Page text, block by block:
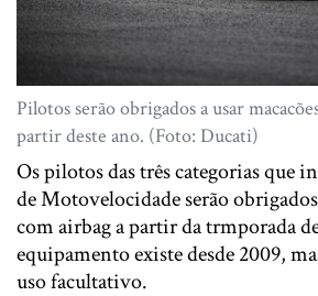
Pilotos serão obrigados a usar
partir deste ano. (Foto: Ducati)
Os pilotos das três categorias que
de Motovelocidade serão obrigados
com airbag a partir da trmporada
equipamento existe desde 2009,
uso facultativo.